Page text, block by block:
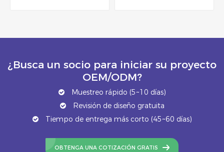
¿Busca un socio para iniciar su proyecto
OEM/ODM?
Muestreo rápido (5~10 días)
Revisión de diseño gratuita
Tiempo de entrega más corto (45~60 días)
OBTENGA UNA COTIZACIÓN GRATIS